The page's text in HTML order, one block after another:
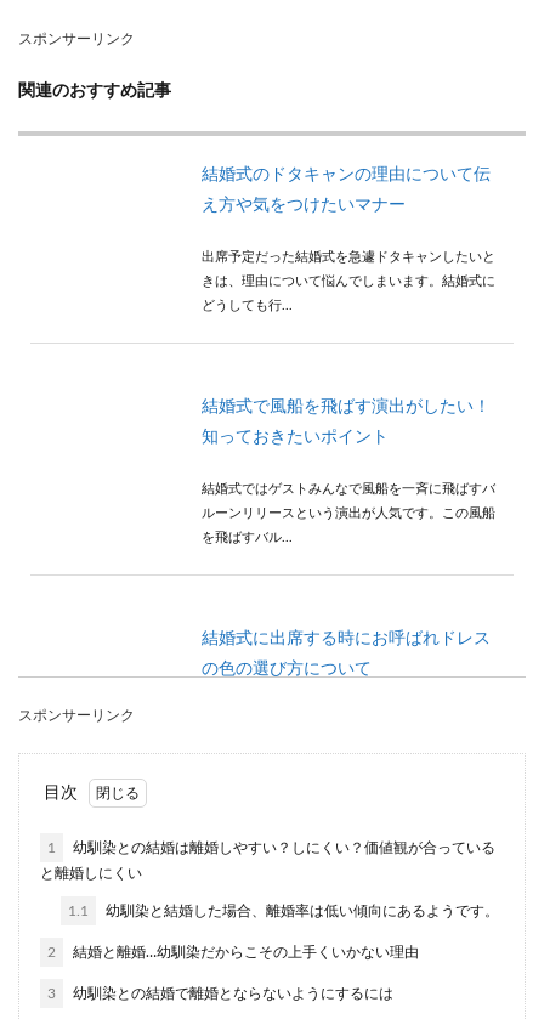
スポンサーリンク
関連のおすすめ記事
結婚式のドタキャンの理由について伝
え方や気をつけたいマナー
出席予定だった結婚式を急遽ドタキャンしたいと
きは、理由について悩んでしまいます。結婚式に
どうしても行...
結婚式で風船を飛ばす演出がしたい！
知っておきたいポイント
結婚式ではゲストみんなで風船を一斉に飛ばすバ
ルーンリリースという演出が人気です。この風船
を飛ばすバル...
結婚式に出席する時にお呼ばれドレス
の色の選び方について
前に知っておいてほしいこと
付き合っている彼氏が一回り以上年上という方も
ますが、年の...
スポンサーリンク
目次
1
幼馴染との結婚は離婚しやすい？しにくい？価値観が合っている
と離婚しにくい
1.1 幼馴染と結婚した場合、離婚率は低い傾向にあるようです。
2 結婚と離婚…幼馴染だからこその上手くいかない理由
3 幼馴染との結婚で離婚とならないようにするには